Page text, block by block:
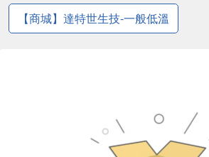
【商城】達特世生技-一般低溫